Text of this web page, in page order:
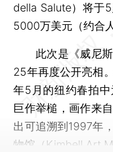
della Salute）将于
5000万美元（约合
此次是《威尼斯
25年再度公开亮相
年5月的纽约春拍
巨作举槌，画作来
出可追溯到1997年
物馆（Kimbell Art